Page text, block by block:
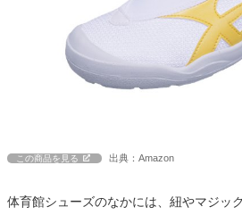
この商品を見る 出典：Amazon
体育館シューズのなかには、紐やマジッ